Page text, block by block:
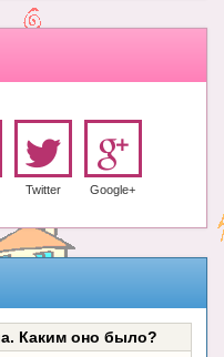
Twitter Google+